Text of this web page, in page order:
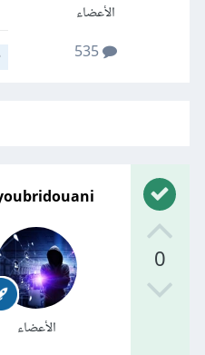
الأعضاء
535
0
الأعضاء